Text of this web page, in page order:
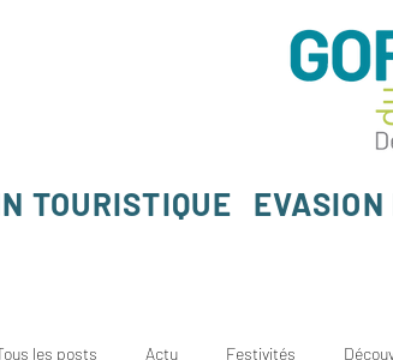
TOURISTIQUE
les posts Actu Festivités